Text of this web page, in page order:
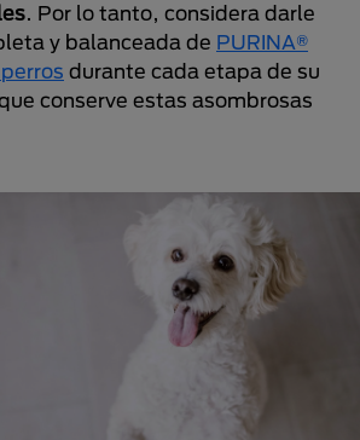
. Por lo tanto, considera darle
y balanceada de PURINA®
durante cada etapa de su
conserve estas asombrosas